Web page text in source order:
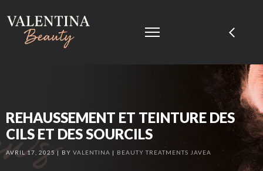
REHAUSSEMENT ET TEINTURE DES
CILS ET DES SOURCILS
AVRIL 17, 2025 BY VALENTINA BEAUTY TREATMENTS JAVEA